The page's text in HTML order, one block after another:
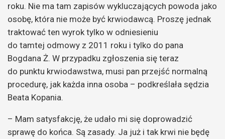
roku. Nie ma tam zapisów wykluczających powoda jako
osobę, która nie może być krwiodawcą. Proszę jednak
traktować ten wyrok tylko w odniesieniu
do tamtej odmowy z 2011 roku i tylko do pana
Bogdana Ż. W przypadku zgłoszenia się teraz
do punktu krwiodawstwa, musi pan przejść normalną
procedurę, jak każda inna osoba – podkreślała sędzia
Beata Kopania.
– Mam satysfakcję, że udało mi się doprowadzić
sprawę do końca. Są zasady. Ja już i tak krwi nie będę